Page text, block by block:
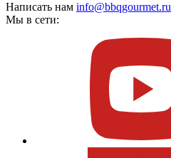
Написать нам info@bbqgourmet.ru
Мы в сети: